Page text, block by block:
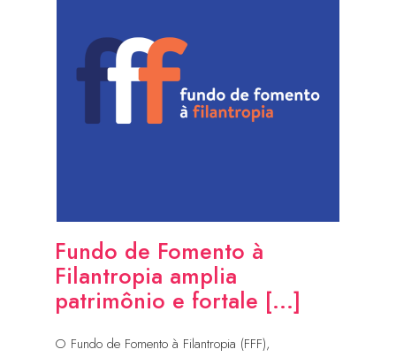
Fundo de Fomento à
Filantropia amplia
patrimônio e fortale [...]
O Fundo de Fomento à Filantropia (FFF),